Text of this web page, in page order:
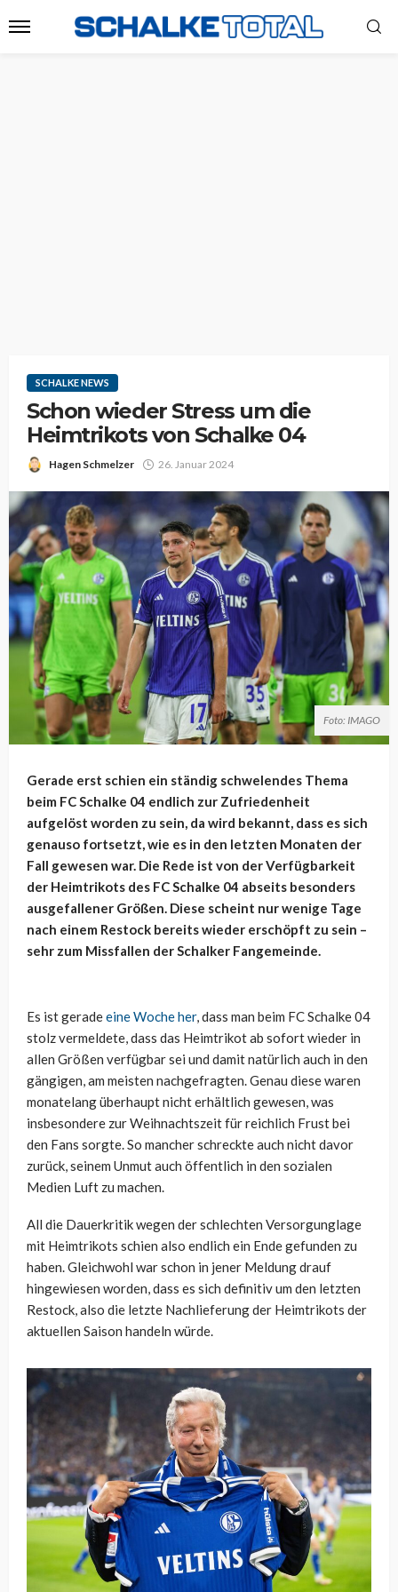
SCHALKE NEWS
Schon wieder Stress um die
Heimtrikots von Schalke 04
Hagen Schmelzer 26. Januar 2024
Foto: IMAGO
Gerade erst schien ein ständig schwelendes Thema
beim FC Schalke 04 endlich zur Zufriedenheit
aufgelöst worden zu sein, da wird bekannt, dass es sich
genauso fortsetzt, wie es in den letzten Monaten der
Fall gewesen war. Die Rede ist von der Verfügbarkeit
der Heimtrikots des FC Schalke 04 abseits besonders
ausgefallener Größen. Diese scheint nur wenige Tage
nach einem Restock bereits wieder erschöpft zu sein –
sehr zum Missfallen der Schalker Fangemeinde.
Es ist geradeeine Woche her, dass man beim FC Schalke 04
stolz vermeldete, dass das Heimtrikot ab sofort wieder in
allen Größen verfügbar sei und damit natürlich auch in den
gängigen, am meisten nachgefragten. Genau diese waren
monatelang überhaupt nicht erhältlich gewesen, was
insbesondere zur Weihnachtszeit für reichlich Frust bei
den Fans sorgte. So mancher schreckte auch nicht davor
zurück, seinem Unmut auch öffentlich in den sozialen
Medien Luft zu machen.
All die Dauerkritik wegen der schlechten Versorgunglage
mit Heimtrikots schien also endlich ein Ende gefunden zu
haben. Gleichwohl war schon in jener Meldung drauf
hingewiesen worden, dass es sich definitiv um den letzten
Restock, also die letzte Nachlieferung der Heimtrikots der
aktuellen Saison handeln würde.